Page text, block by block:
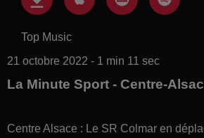
Top Music
21 octobre 2022 - 1 min 11 sec
La Minute Sport - Centre-
Centre Alsace : Le SR Colmar en